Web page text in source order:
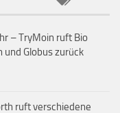
– TryMoin ruft Bio
und Globus zurück
ruft verschiedene